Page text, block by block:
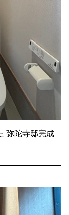
弥陀寺邸完成